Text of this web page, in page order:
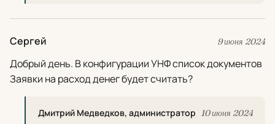
Сергей 9 июня 2024
Добрый день. В конфигурации УНФ список документов
Заявки на расход денег будет считать?
Дмитрий Медведков, администратор 10 июня 2024